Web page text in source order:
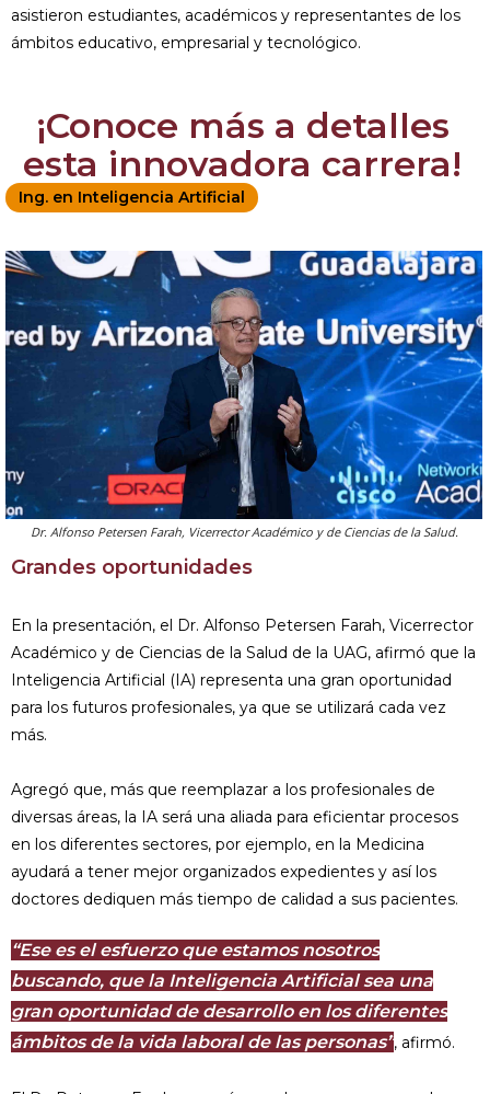
asistieron estudiantes, académicos y representantes de los
ámbitos educativo, empresarial y tecnológico.
¡Conoce más a detalles
esta innovadora carrera!
Ing. en Inteligencia Artificial
Dr. Alfonso Petersen Farah, Vicerrector Académico y de Ciencias de la Salud.
Grandes oportunidades
En la presentación, el Dr. Alfonso Petersen Farah, Vicerrector
Académico y de Ciencias de la Salud de la UAG, afirmó que la
Inteligencia Artificial (IA) representa una gran oportunidad
para los futuros profesionales, ya que se utilizará cada vez
más.
Agregó que, más que reemplazar a los profesionales de
diversas áreas, la IA será una aliada para eficientar procesos
en los diferentes sectores, por ejemplo, en la Medicina
ayudará a tener mejor organizados expedientes y así los
doctores dediquen más tiempo de calidad a sus pacientes.
“Ese es el esfuerzo que estamos nosotros
buscando, que la Inteligencia Artificial sea una
gran oportunidad de desarrollo en los diferentes
ámbitos de la vida laboral de las personas”, afirmó.